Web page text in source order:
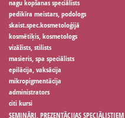
nagu kopšanas speciālists
pedikīra meistars, podologs
skaist.spec.kosmetoloģijā
kosmētiķis, kosmetologs
vizāžists, stilists
masieris, spa speciālists
epilācija, vaksācija
mikropigmentācija
administrators
citi kursi
SEMINĀRI, PREZENTĀCIJAS SPECIĀLISTIEM